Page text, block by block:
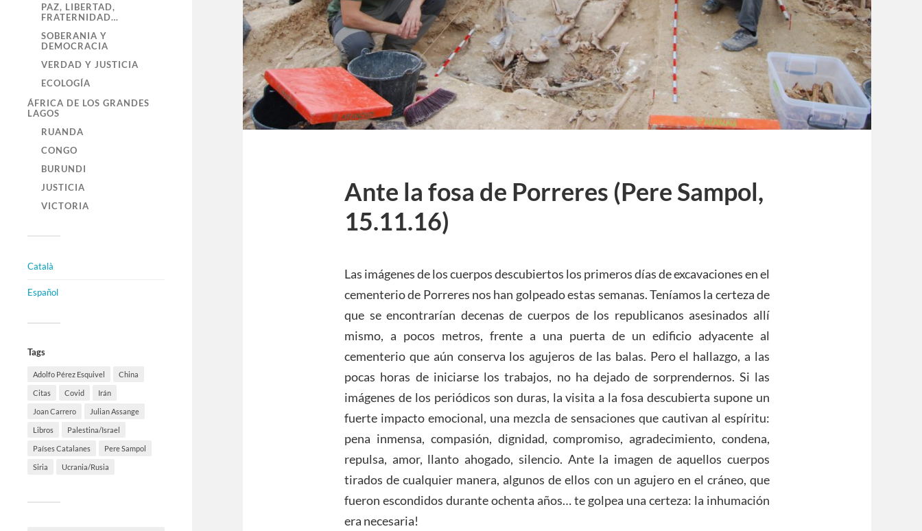
PAZ, LIBERTAD,
FRATERNIDAD…
SOBERANIA Y
DEMOCRACIA
VERDAD Y JUSTICIA
ECOLOGÍA
ÁFRICA DE LOS GRANDES
LAGOS
RUANDA
CONGO
BURUNDI
JUSTICIA
VICTORIA
Català
Español
Tags
Adolfo Pérez Esquivel China
Citas Covid Irán
Joan Carrero Julian Assange
Libros Palestina/Israel
Países Catalanes Pere Sampol
Siria Ucrania/Rusia
Ante la fosa de Porreres (Pere Sampol,
15.11.16)
Las imágenes de los cuerpos descubiertos los primeros días de excavaciones en el
cementerio de Porreres nos han golpeado estas semanas. Teníamos la certeza de
que se encontrarían decenas de cuerpos de los republicanos asesinados allí
mismo, a pocos metros, frente a una puerta de un edificio adyacente al
cementerio que aún conserva los agujeros de las balas. Pero el hallazgo, a las
pocas horas de iniciarse los trabajos, no ha dejado de sorprendernos. Si las
imágenes de los periódicos son duras, la visita a la fosa descubierta supone un
fuerte impacto emocional, una mezcla de sensaciones que cautivan al espíritu:
pena inmensa, compasión, dignidad, compromiso, agradecimiento, condena,
repulsa, amor, llanto ahogado, silencio. Ante la imagen de aquellos cuerpos
tirados de cualquier manera, algunos de ellos con un agujero en el cráneo, que
fueron escondidos durante ochenta años… te golpea una certeza: la inhumación
era necesaria!